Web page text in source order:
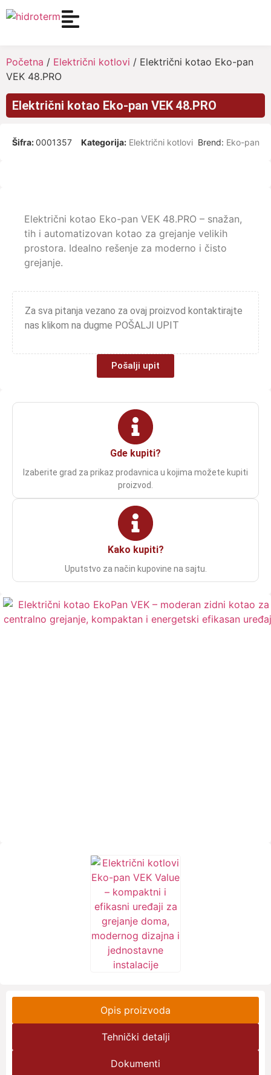
Početna / Električni kotlovi / Električni kotao Eko-pan
VEK 48.PRO
Električni kotao Eko-pan VEK 48.PRO
Šifra:0001357 Kategorija: Električni kotlovi Brend: Eko-pan
Električni kotao Eko-pan VEK 48.PRO – snažan,
tih i automatizovan kotao za grejanje velikih
prostora. Idealno rešenje za moderno i čisto
grejanje.
Za sva pitanja vezano za ovaj proizvod kontaktirajte
nas klikom na dugme POŠALJI UPIT
Pošalji upit
Gde kupiti?
Izaberite grad za prikaz prodavnica u kojima možete kupiti
proizvod.
Kako kupiti?
Uputstvo za način kupovine na sajtu.
Opis proizvoda
Tehnički detalji
Dokumenti